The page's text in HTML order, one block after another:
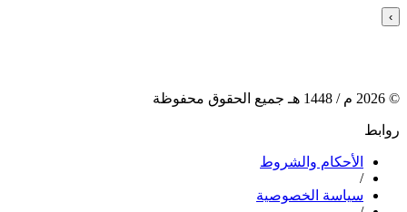
›
©
2026 م / 1448 هـ جميع الحقوق محفوظة
روابط
الأحكام والشروط
/
سياسة الخصوصية